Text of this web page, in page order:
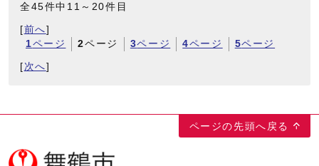
全45件中11～20件目
[前へ]
1ページ 2ページ 3ページ 4ページ 5ページ
[ 次へ]
ページの先頭へ戻る